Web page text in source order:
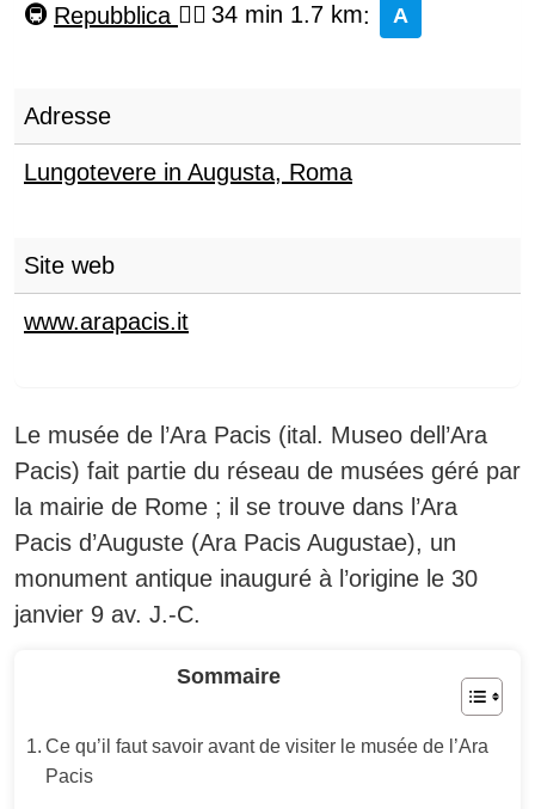
Repubblica 34 min 1.7 km: A
Adresse
Lungotevere in Augusta, Roma
Site web
www.arapacis.it
Le musée de l’Ara Pacis (ital. Museo dell’Ara
Pacis) fait partie du réseau de musées géré par
la mairie de Rome ; il se trouve dans l’Ara
Pacis d’Auguste (Ara Pacis Augustae), un
monument antique inauguré à l’origine le 30
janvier 9 av. J.-C.
Sommaire
Ce qu’il faut savoir avant de visiter le musée de l’Ara
Pacis